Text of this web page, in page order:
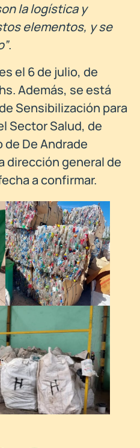
la logística y
elementos, y se
.
el 6 de julio, de
Además, se está
Sensibilización para
Sector Salud, de
de De Andrade
dirección general de
a confirmar.